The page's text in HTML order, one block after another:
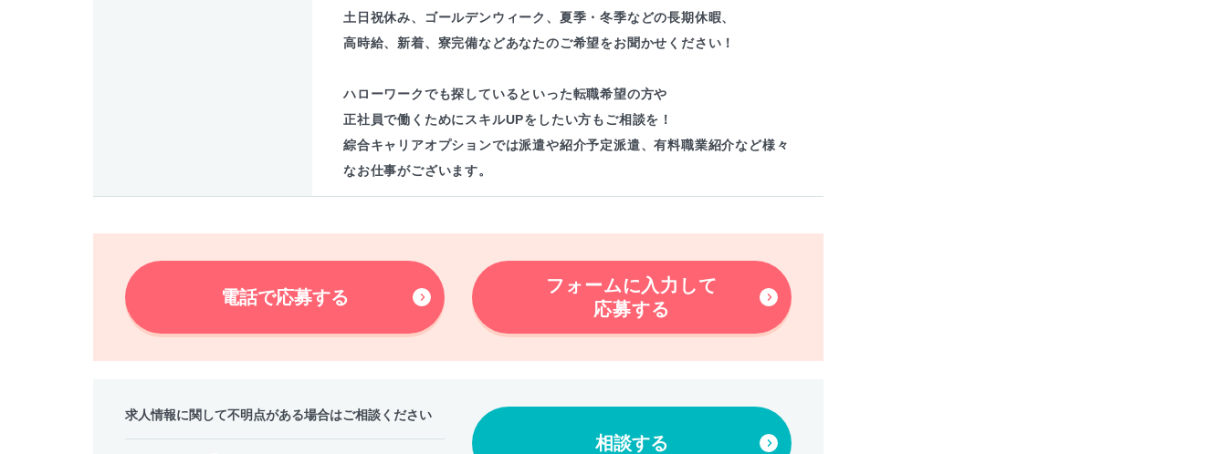
土日祝休み、ゴールデンウィーク、夏季・冬季などの長期休暇、
高時給、新着、寮完備などあなたのご希望をお聞かせください！
ハローワークでも探しているといった転職希望の方や
正社員で働くためにスキルUPをしたい方もご相談を！
綜合キャリアオプションでは派遣や紹介予定派遣、有料職業紹介など様々
なお仕事がございます。
電話で応募する
フォームに入力して
応募する
求人情報に関して不明点がある場合はご相談ください
相談する